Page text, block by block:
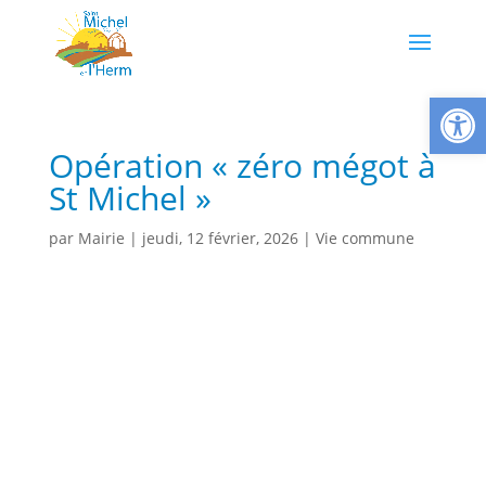
Opération « zéro mégot à
St Michel »
par Mairie | jeudi, 12 février, 2026| Vie commune
Ouvrir